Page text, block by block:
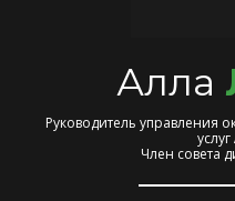
Алла
Руководитель управления
услуг
Член совета